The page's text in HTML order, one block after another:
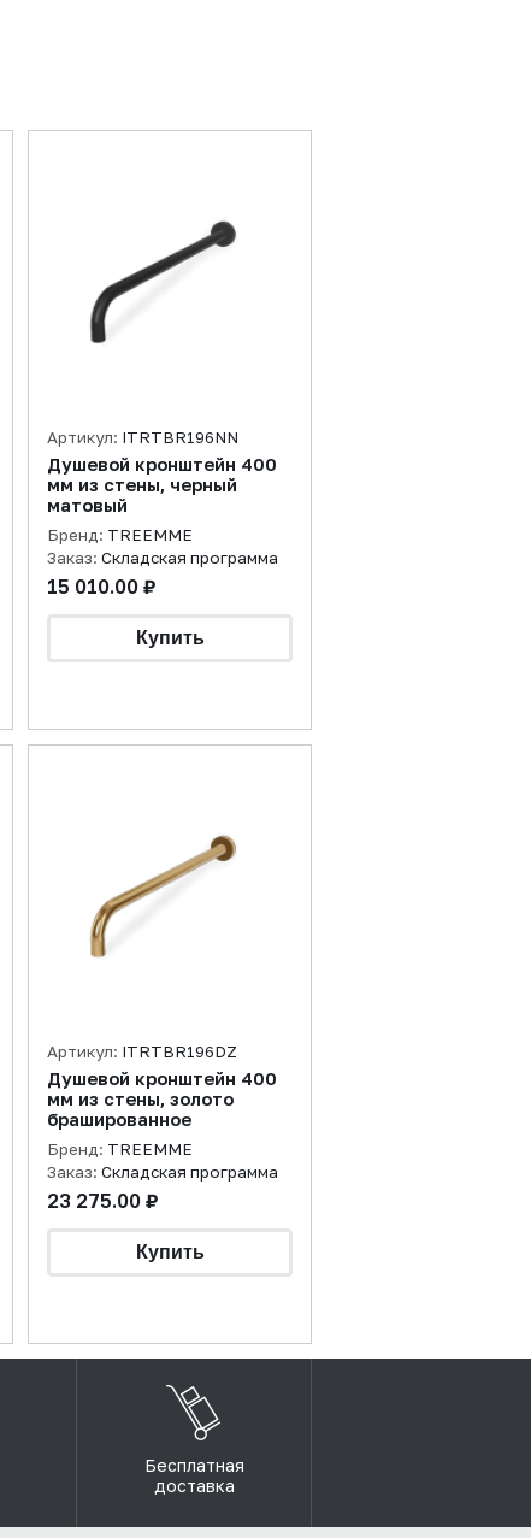
Артикул: ITRTBR196NN
Душевой кронштейн 400
мм из стены, черный
матовый
Бренд: TREEMME
Заказ: Складская программа
15 010.00 ₽
Артикул: ITRTBR196DZ
Душевой кронштейн 400
мм из стены, золото
брашированное
Бренд: TREEMME
Заказ: Складская программа
23 275.00 ₽
Бесплатная
доставка